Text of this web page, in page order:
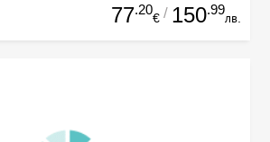
77.20
€ / 150.99
лв.